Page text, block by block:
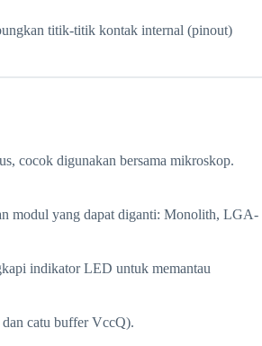
titik-titik kontak internal (pinout)
cocok digunakan bersama mikroskop.
modul yang dapat diganti: Monolith, LGA-
indikator LED untuk memantau
catu buffer VccQ).